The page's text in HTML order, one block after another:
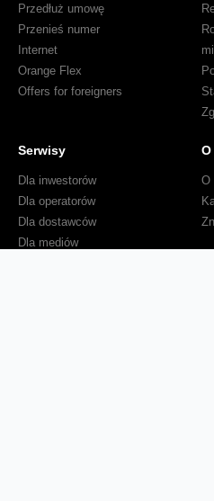
Przedłuż umowę
Przenieś numer
Internet
Orange Flex
Offers for foreigners
Serwisy
Dla inwestorów
Dla operatorów
Dla dostawców
Dla mediów
O